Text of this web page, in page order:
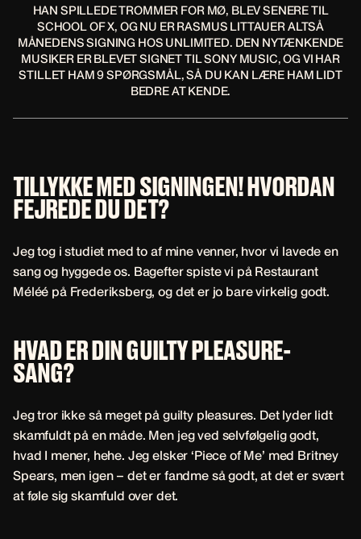
HAN SPILLEDE TROMMER FOR MØ, BLEV SENERE TIL
SCHOOL OF X, OG NU ER RASMUS LITTAUER ALTSÅ
MÅNEDENS SIGNING HOS UNLIMITED. DEN NYTÆNKENDE
MUSIKER ER BLEVET SIGNET TIL SONY MUSIC, OG VI HAR
STILLET HAM 9 SPØRGSMÅL, SÅ DU KAN LÆRE HAM LIDT
BEDRE AT KENDE.
TILLYKKE MED SIGNINGEN! HVORDAN
FEJREDE DU DET?
Jeg tog i studiet med to af mine venner, hvor vi lavede en
sang og hyggede os. Bagefter spiste vi på Restaurant
Méléé på Frederiksberg, og det er jo bare virkelig godt.
HVAD ER DIN GUILTY PLEASURE-
SANG?
Jeg tror ikke så meget på guilty pleasures. Det lyder lidt
skamfuldt på en måde. Men jeg ved selvfølgelig godt,
hvad I mener, hehe. Jeg elsker ‘Piece of Me’ med Britney
Spears, men igen – det er fandme så godt, at det er svært
at føle sig skamfuld over det.